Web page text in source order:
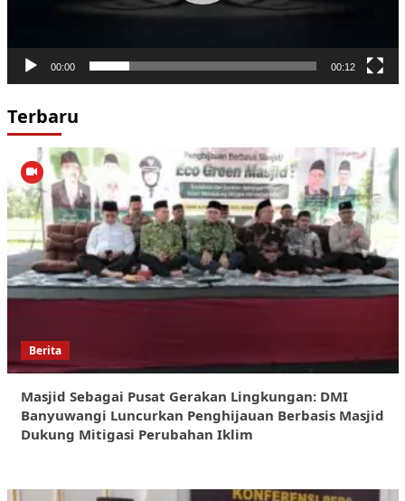
00:00 00:12
Terbaru
Berita
Masjid Sebagai Pusat Gerakan Lingkungan: DMI
Banyuwangi Luncurkan Penghijauan Berbasis Masjid
Dukung Mitigasi Perubahan Iklim